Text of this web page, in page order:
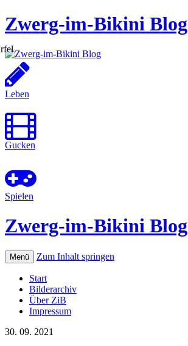
Zwerg-im-Bikini Blog
Leben
Gucken
Spielen
Zwerg-im-Bikini Blog
Menü Zum Inhalt springen
Start
Bilderarchiv
Über ZiB
Impressum
30. 09. 2021